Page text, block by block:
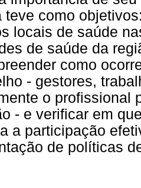
teve como
locais de saúde
de saúde da
como
- gestores,
o profissional
- e verificar em
a participação
de políticas